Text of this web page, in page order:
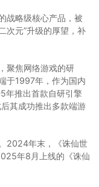
战略级核心产品，被
次元”升级的厚望，补
聚焦网络游戏的研
于1997年，作为国内
年推出首款自研引擎
其成功推出多款端游
2024年末，《诛仙世
年8月上线的《诛仙